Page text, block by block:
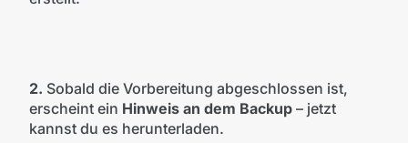
2. Sobald die Vorbereitung abgeschlossen ist,
erscheint ein Hinweis an dem Backup– jetzt
kannst du es herunterladen.